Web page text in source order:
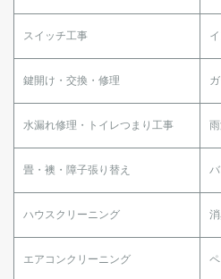
スイッチ工事
鍵開け・交換・修理
水漏れ修理・トイレつまり工事
畳・襖・障子張り替え
ハウスクリーニング
エアコンクリーニング